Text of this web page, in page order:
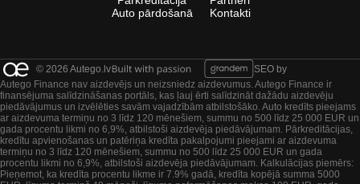
Auto pārdošanā
Kontakti
© 2026 Autego.lv
SEO by
Autego Finance nav aizdevējs un neizsniedz aizdevumus. Autego Finance ir
finansējuma salīdzināšanas portāls, kas ļauj ērti salīdzināt dažādu aizdevēju
piedāvājumus un izvēlēties savām vajadzībām atbilstošāko. Auto kredīts pieejams
ar aizdevuma termiņu no 3 līdz 120 mēnešiem, summu no 500 līdz 25 000 EUR un
gada procentu likmi no 6,9%, atbilstoši aizdevēja piedāvājumam. Pārkreditācijas,
kredītu apvienošanas un patēriņa kredīta pakalpojumi pieejami ar aizdevuma
termiņu no 3 līdz 120 mēnešiem, summu no 500 līdz 25 000 EUR un gada
procentu likmi no 6,9%, atbilstoši aizdevēja piedāvājumam. Kalkulācijas piemērs:
Pieņemot, ka kredīta procentu likme ir 7.9% gadā, kredīta kopējā summa 5000